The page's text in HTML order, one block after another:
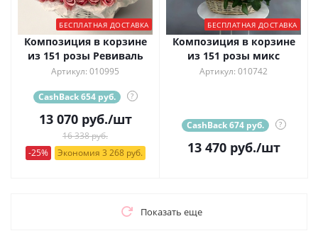
БЕСПЛАТНАЯ ДОСТАВКА
Композиция в корзине
из 151 розы Ревиваль
Артикул: 010995
CashBack 654 руб. ?
13 070руб./шт
16 338 руб.
-25%
Экономия 3 268 руб.
БЕСПЛАТНАЯ ДОСТАВКА
Композиция в корзине
из 151 розы микс
Артикул: 010742
CashBack 674 руб. ?
13 470руб./шт
Показать еще